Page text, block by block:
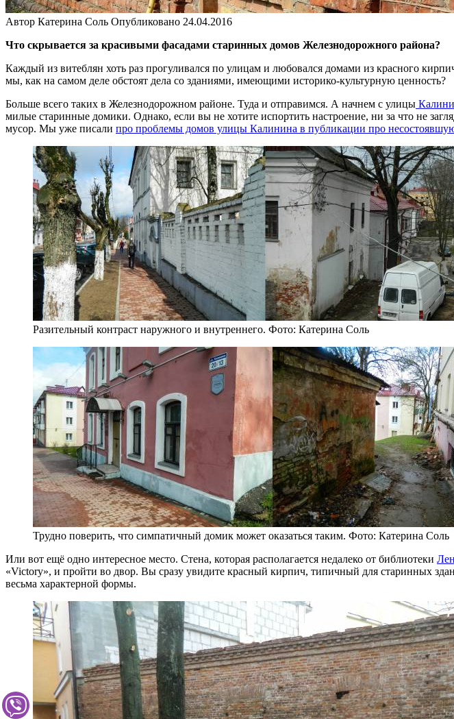
Автор Катерина Соль Опубликовано 24.04.2016
Что скрывается за красивыми фасадами старинных домов Железнодорожного района?
Каждый из витеблян хоть раз прогуливался по улицам и любовался домами из красного
мы, как на самом деле обстоят дела со зданиями, имеющими историко-культурную ценность?
Больше всего таких в Железнодорожном районе. Туда и отправимся. А начнем с улицы
милые старинные домики. Однако, если вы не хотите испортить настроение, ни за что не
мусор. Мы уже писали про проблемы домов улицы Калинина в публикации про
Разительный контраст наружного и внутреннего. Фото: Катерина Соль
Трудно поверить, что симпатичный домик может оказаться таким. Фото: Катерина Соль
Или вот ещё одно интересное место. Стена, которая располагается недалеко от библиотеки
«Victory», и пройти во двор. Вы сразу увидите красный кирпич, типичный для старинных
весьма характерной формы.